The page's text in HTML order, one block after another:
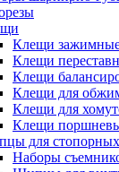
Клещи
Клещи
Клещи
Клещи для
Клещи для
Клещи
для стопорных
Наборы